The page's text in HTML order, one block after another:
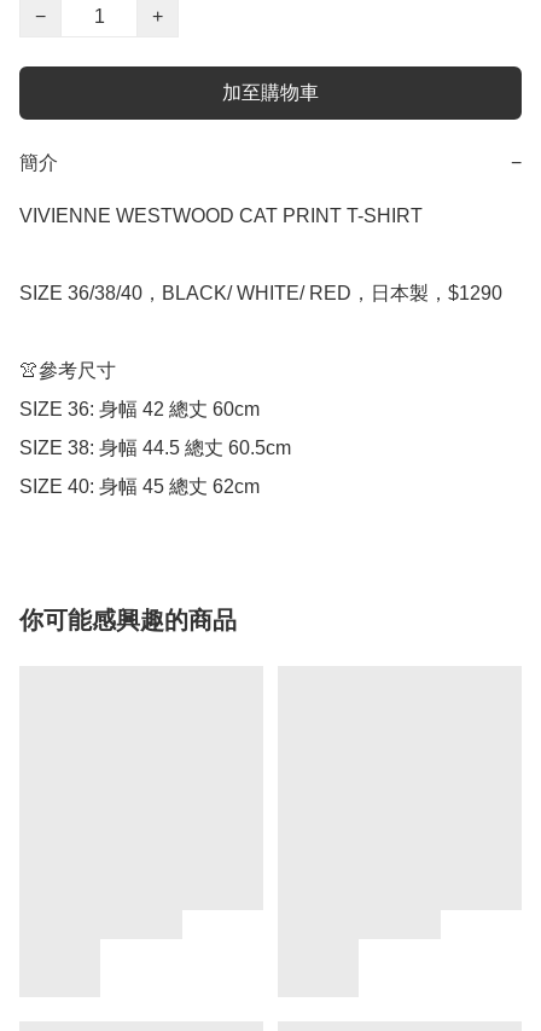
−
+
加至購物車
簡介 −
VIVIENNE WESTWOOD CAT PRINT T-SHIRT
SIZE 36/38/40，BLACK/ WHITE/ RED，日本製，$1290
👚參考尺寸
SIZE 36: 身幅 42 總丈 60cm
SIZE 38: 身幅 44.5 總丈 60.5cm
SIZE 40: 身幅 45 總丈 62cm
你可能感興趣的商品